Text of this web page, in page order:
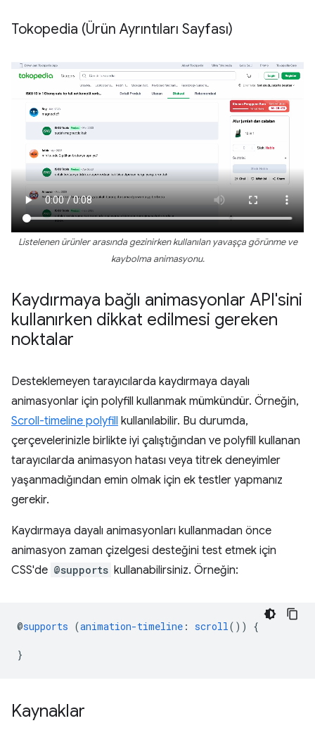
Tokopedia (Ürün Ayrıntıları Sayfası)
Listelenen ürünler arasında gezinirken kullanılan yavaşça görünme ve
kaybolma animasyonu.
Kaydırmaya bağlı animasyonlar API'sini
kullanırken dikkat edilmesi gereken
noktalar
Desteklemeyen tarayıcılarda kaydırmaya dayalı
animasyonlar için polyfill kullanmak mümkündür. Örneğin,
Scroll-timeline polyfill kullanılabilir. Bu durumda,
çerçevelerinizle birlikte iyi çalıştığından ve polyfill kullanan
tarayıcılarda animasyon hatası veya titrek deneyimler
yaşanmadığından emin olmak için ek testler yapmanız
gerekir.
Kaydırmaya dayalı animasyonları kullanmadan önce
animasyon zaman çizelgesi desteğini test etmek için
CSS'de @supports kullanabilirsiniz. Örneğin:
@supports (animation-timeline : scroll ()) {
}
Kaynaklar